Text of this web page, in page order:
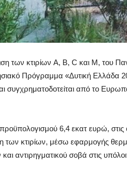
των κτιρίων A, B, C και Μ, του
Πρόγραμμα «Δυτική Ελλάδα
συγχρηματοδοτείται από το
6,4 εκατ ευρώ, στις
των κτιρίων, μέσω εφαρμογής
αντιρηγματικού σοβά στις